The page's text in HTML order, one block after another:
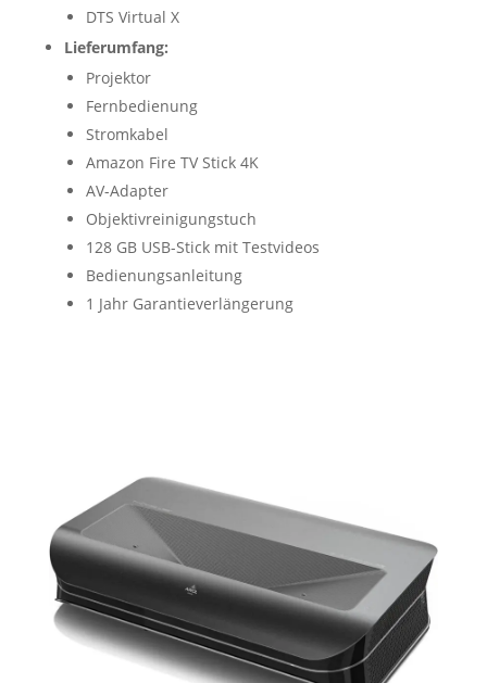
DTS Virtual X
Lieferumfang:
Projektor
Fernbedienung
Stromkabel
Amazon Fire TV Stick 4K
AV-Adapter
Objektivreinigungstuch
128 GB USB-Stick mit Testvideos
Bedienungsanleitung
1 Jahr Garantieverlängerung